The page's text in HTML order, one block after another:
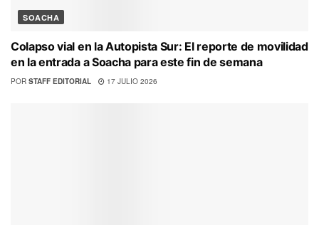
SOACHA
Colapso vial en la Autopista Sur: El reporte de movilidad
en la entrada a Soacha para este fin de semana
POR STAFF EDITORIAL 17 JULIO 2026